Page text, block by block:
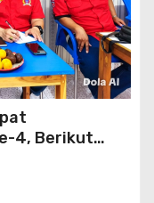
4, Berikut